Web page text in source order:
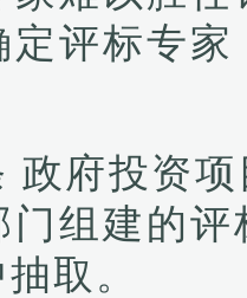
定评标专
政府投资
门组建的
取。